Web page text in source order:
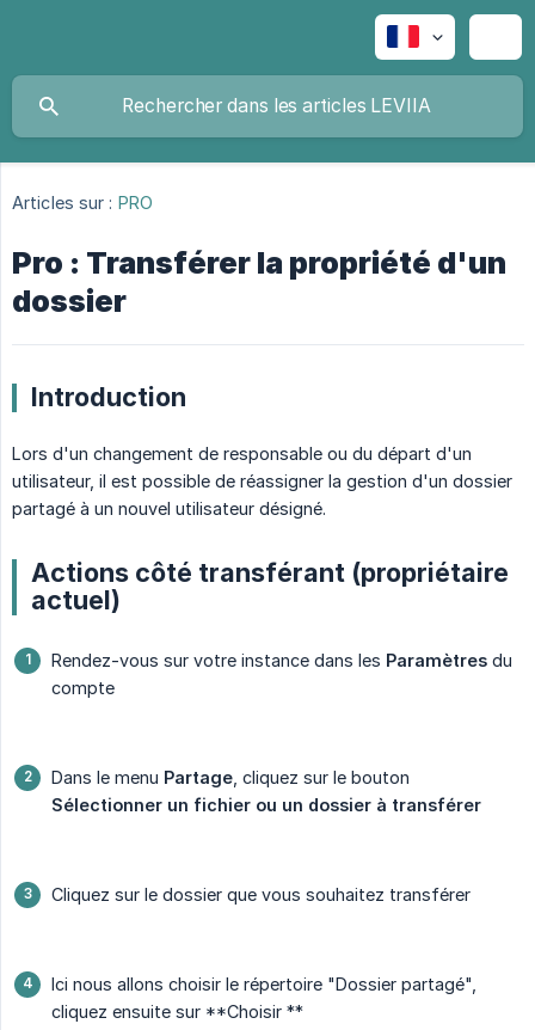
Articles sur : PRO
Pro : Transférer la propriété d'un
dossier
Introduction
Lors d'un changement de responsable ou du départ d'un
utilisateur, il est possible de réassigner la gestion d'un dossier
partagé à un nouvel utilisateur désigné.
Actions côté transférant (propriétaire
actuel)
Rendez-vous sur votre instance dans les Paramètres du
compte
Dans le menu Partage , cliquez sur le bouton
Sélectionner un fichier ou un dossier à transférer
Cliquez sur le dossier que vous souhaitez transférer
Ici nous allons choisir le répertoire "Dossier partagé",
cliquez ensuite sur **Choisir **